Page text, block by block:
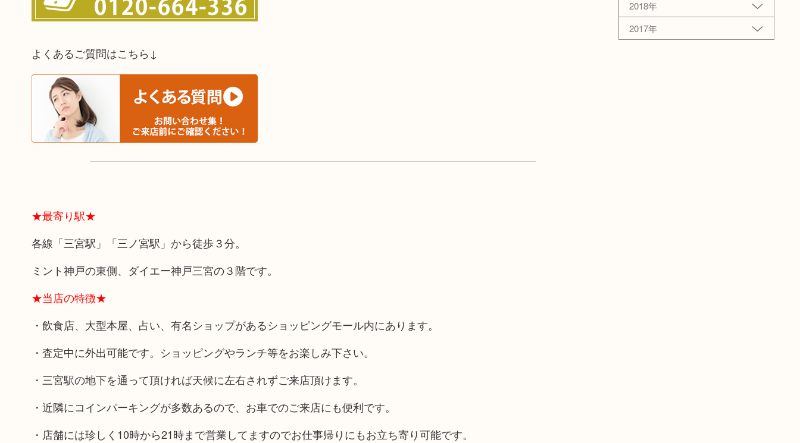
よくあるご質問はこちら↓
★最寄り駅★
各線「三宮駅」「三ノ宮駅」から徒歩３分。
ミント神戸の東側、ダイエー神戸三宮の３階です。
★当店の特徴★
・飲食店、大型本屋、占い、有名ショップがあるショッピングモール内にあります。
・査定中に外出可能です。ショッピングやランチ等をお楽しみ下さい。
・三宮駅の地下を通って頂ければ天候に左右されずご来店頂けます。
・近隣にコインパーキングが多数あるので、お車でのご来店にも便利です。
・店舗には珍しく10時から21時まで営業してますのでお仕事帰りにもお立ち寄り可能です。
2018年
2017年